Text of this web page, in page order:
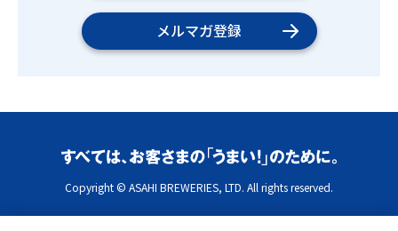
メルマガ登録
Copyright © ASAHI BREWERIES, LTD. All rights reserved.